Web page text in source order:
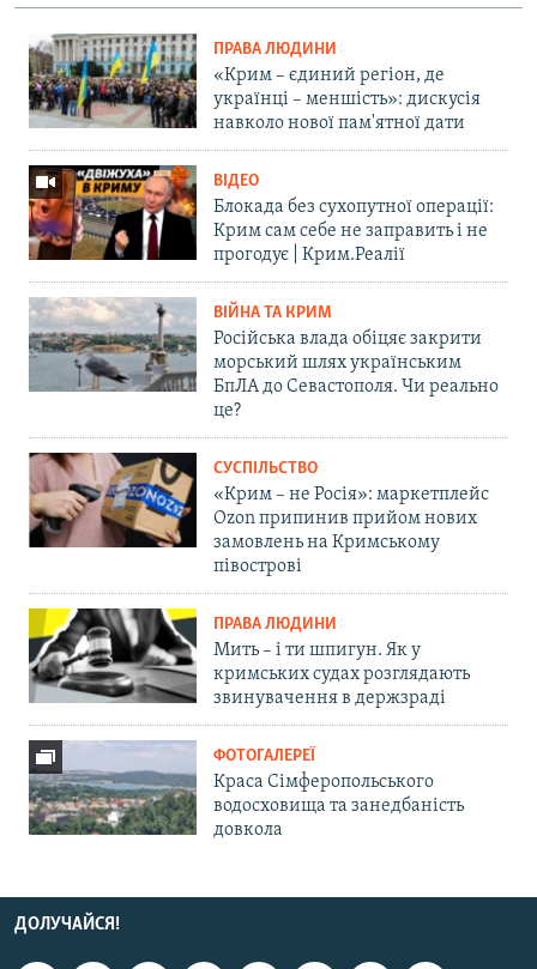
ПРАВА ЛЮДИНИ
«Крим – єдиний регіон, де
українці – меншість»: дискусія
навколо нової пам'ятної дати
ВІДЕО
Блокада без сухопутної операції:
Крим сам себе не заправить і не
прогодує | Крим.Реалії
ВІЙНА ТА КРИМ
Російська влада обіцяє закрити
морський шлях українським
БпЛА до Севастополя. Чи реально
це?
СУСПІЛЬСТВО
«Крим – не Росія»: маркетплейс
Ozon припинив прийом нових
замовлень на Кримському
півострові
ПРАВА ЛЮДИНИ
Мить – і ти шпигун. Як у
кримських судах розглядають
звинувачення в держзраді
ФОТОГАЛЕРЕЇ
Краса Сімферопольського
водосховища та занедбаність
довкола
ДОЛУЧАЙСЯ!